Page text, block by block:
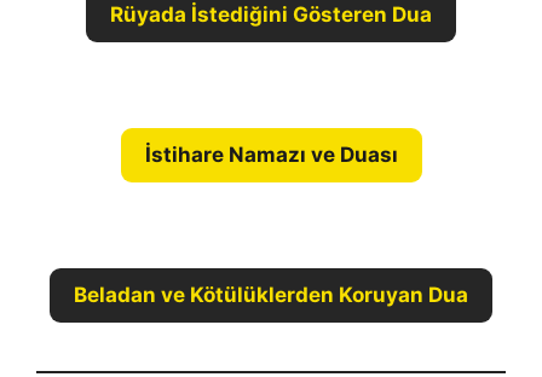
Rüyada İstediğini Gösteren Dua
İstihare Namazı ve Duası
Beladan ve Kötülüklerden Koruyan Dua